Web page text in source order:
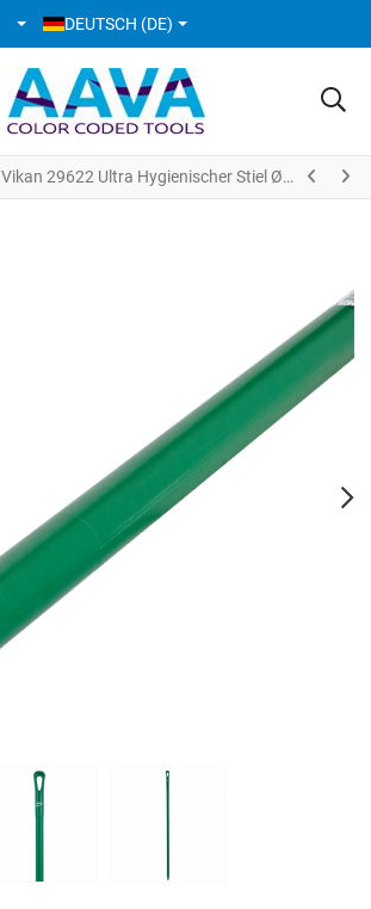
SPRACHE AUSWÄHLEN
DEUTSCH (DE)
Vikan 29622 Ultra Hygienischer Stiel Ø 34 mm * 1500 mm Grün